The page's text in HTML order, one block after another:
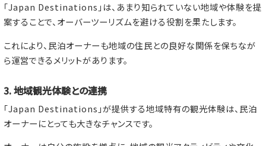
「Japan Destinations」は、あまり知られていない地域や体験を提
案することで、オーバーツーリズムを避ける役割を果たします。
これにより、民泊オーナーも地域の住民との良好な関係を保ちなが
ら運営できるメリットがあります。
3. 地域観光体験との連携
「Japan Destinations」が提供する地域特有の観光体験は、民泊
オーナーにとっても大きなチャンスです。